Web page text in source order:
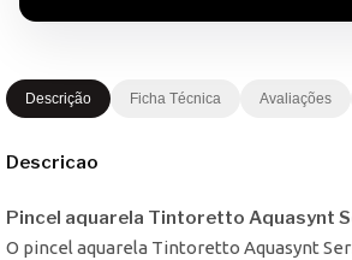
Descrição Ficha Técnica Avaliações
Descricao
Pincel aquarela Tintoretto Aquasynt
O pincel aquarela Tintoretto Aquasynt